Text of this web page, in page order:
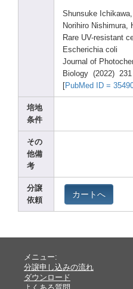
Shunsuke Ichik
Norihiro Nishimura,
Rare UV-resistant
Escherichia coli
Journal of Photo
Biology (2022)
PubMed ID =
培地
条件
その
他備
考
分譲
依頼
カートへ
メニュー:
分譲申し込みの流れ
ダウンロード